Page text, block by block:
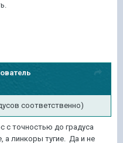
соответственно)
с точностью до градуса
а линкоры тугие. Да и не